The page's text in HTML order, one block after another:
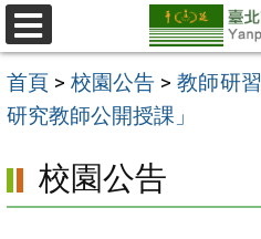
跳
至
主
要
區
選
單
首頁 >校園公告 >教師研習
研究教師公開授課」
校園公告